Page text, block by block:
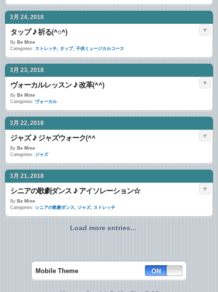
3月 24, 2018
タップ ♪ 祈る(^○^)
By Be Mine
Categories: ストレッチ, タップ, 子供ミュージカルコース
3月 23, 2018
ヴォーカルレッスン ♪ 改革(^^)
By Be Mine
Categories: ヴォーカル
3月 22, 2018
ジャズ ♪ ジャズウォーク(^^ゞ
By Be Mine
Categories: ジャズ
3月 21, 2018
シニアの歌劇ダンス ♪ アイソレーション☆
By Be Mine
Categories: シニアの歌劇ダンス, ジャズ, ストレッチ
Load more entries...
Mobile Theme